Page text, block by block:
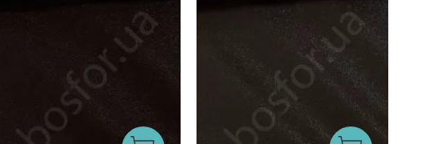
154 (153) см 154 (153) см